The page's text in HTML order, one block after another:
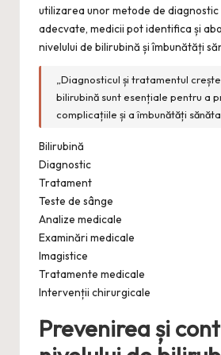
utilizarea unor metode de
adecvate, medicii pot identifica și
nivelului de bilirubină și îmbunătăți
„Diagnosticul și tratamentul
bilirubină sunt esențiale pentru a
complicațiile și a îmbunătăți
Bilirubină
Diagnostic
Tratament
Teste de sânge
Analize medicale
Examinări medicale
Imagistice
Tratamente medicale
Intervenții chirurgicale
Prevenirea și